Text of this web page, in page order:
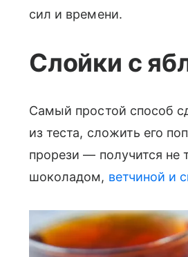
сил и времени.
Слойки с
Самый простой способ
из теста, сложить его
прорези — получится не
шоколадом, ветчиной и